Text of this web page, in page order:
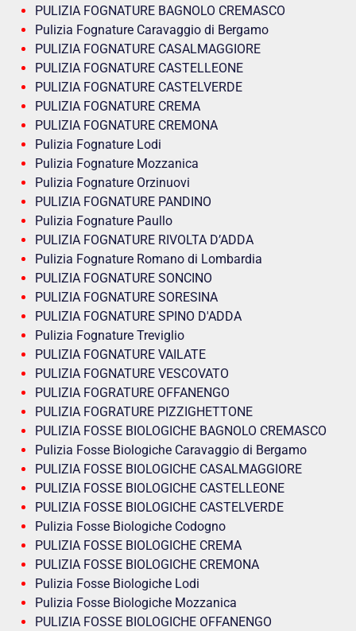
PULIZIA FOGNATURE BAGNOLO CREMASCO
Pulizia Fognature Caravaggio di Bergamo
PULIZIA FOGNATURE CASALMAGGIORE
PULIZIA FOGNATURE CASTELLEONE
PULIZIA FOGNATURE CASTELVERDE
PULIZIA FOGNATURE CREMA
PULIZIA FOGNATURE CREMONA
Pulizia Fognature Lodi
Pulizia Fognature Mozzanica
Pulizia Fognature Orzinuovi
PULIZIA FOGNATURE PANDINO
Pulizia Fognature Paullo
PULIZIA FOGNATURE RIVOLTA D’ADDA
Pulizia Fognature Romano di Lombardia
PULIZIA FOGNATURE SONCINO
PULIZIA FOGNATURE SORESINA
PULIZIA FOGNATURE SPINO D'ADDA
Pulizia Fognature Treviglio
PULIZIA FOGNATURE VAILATE
PULIZIA FOGNATURE VESCOVATO
PULIZIA FOGRATURE OFFANENGO
PULIZIA FOGRATURE PIZZIGHETTONE
PULIZIA FOSSE BIOLOGICHE BAGNOLO CREMASCO
Pulizia Fosse Biologiche Caravaggio di Bergamo
PULIZIA FOSSE BIOLOGICHE CASALMAGGIORE
PULIZIA FOSSE BIOLOGICHE CASTELLEONE
PULIZIA FOSSE BIOLOGICHE CASTELVERDE
Pulizia Fosse Biologiche Codogno
PULIZIA FOSSE BIOLOGICHE CREMA
PULIZIA FOSSE BIOLOGICHE CREMONA
Pulizia Fosse Biologiche Lodi
Pulizia Fosse Biologiche Mozzanica
PULIZIA FOSSE BIOLOGICHE OFFANENGO